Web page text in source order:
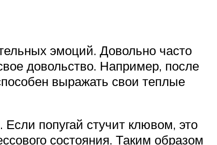
эмоций. Довольно часто
довольство. Например, после
выражать свои теплые
попугай стучит клювом, это
состояния. Таким образом